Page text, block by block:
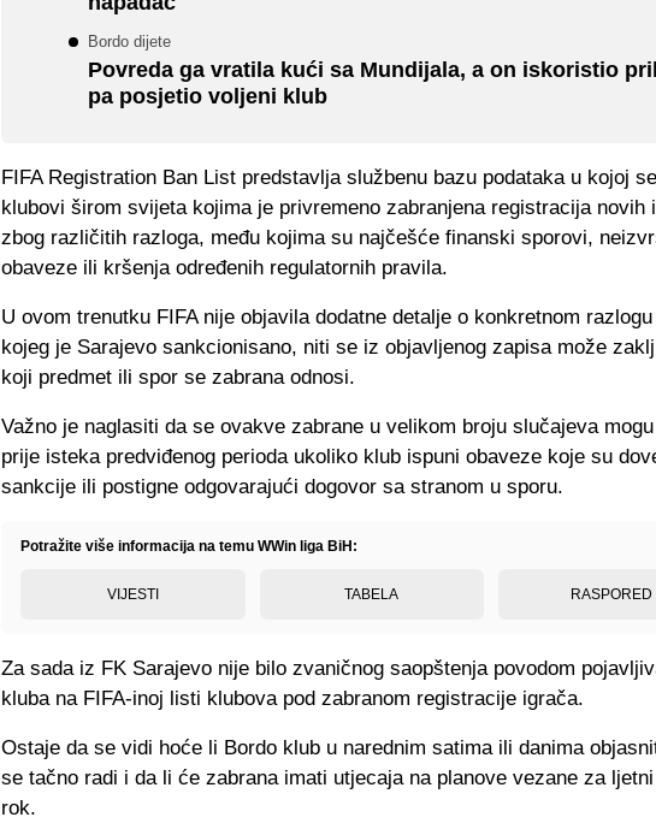
Bordo dijete
Povreda ga vratila kući sa Mundijala, a on iskoristio
pa posjetio voljeni klub
FIFA Registration Ban List predstavlja službenu bazu podataka u kojoj
klubovi širom svijeta kojima je privremeno zabranjena registracija novih
zbog različitih razloga, među kojima su najčešće finanski sporovi,
obaveze ili kršenja određenih regulatornih pravila.
U ovom trenutku FIFA nije objavila dodatne detalje o konkretnom
kojeg je Sarajevo sankcionisano, niti se iz objavljenog zapisa može
koji predmet ili spor se zabrana odnosi.
Važno je naglasiti da se ovakve zabrane u velikom broju slučajeva
prije isteka predviđenog perioda ukoliko klub ispuni obaveze koje su
sankcije ili postigne odgovarajući dogovor sa stranom u sporu.
Potražite više informacija na temu WWin liga BiH:
VIJESTI TABELA RASPORED
Za sada iz FK Sarajevo nije bilo zvaničnog saopštenja povodom
kluba na FIFA-inoj listi klubova pod zabranom registracije igrača.
Ostaje da se vidi hoće li Bordo klub u narednim satima ili danima
se tačno radi i da li će zabrana imati utjecaja na planove vezane za
rok.